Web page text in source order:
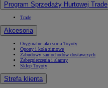
Program Sprzedaży Hurtowej Trade
Trade
Akcesoria
Oryginalne akcesoria Toyoty
Opony i koła zimowe
Zabudowy samochodów dostawczych
Zabezpieczenia i alarmy
Sklep Toyoty
Strefa klienta